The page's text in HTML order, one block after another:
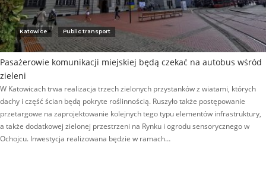
Katowice Public transport
Pasażerowie komunikacji miejskiej będą czekać na autobus wśród
zieleni
W Katowicach trwa realizacja trzech zielonych przystanków z wiatami, których
dachy i część ścian będą pokryte roślinnością. Ruszyło także postępowanie
przetargowe na zaprojektowanie kolejnych tego typu elementów infrastruktury,
a także dodatkowej zielonej przestrzeni na Rynku i ogrodu sensorycznego w
Ochojcu. Inwestycja realizowana będzie w ramach…